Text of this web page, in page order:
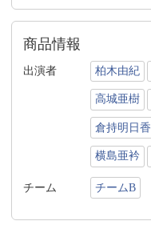
商品情報
出演者 柏木由紀
高城亜樹
倉持明日香
横島亜衿
チーム チームB